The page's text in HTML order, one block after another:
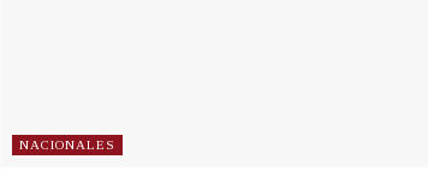
NACIONALES